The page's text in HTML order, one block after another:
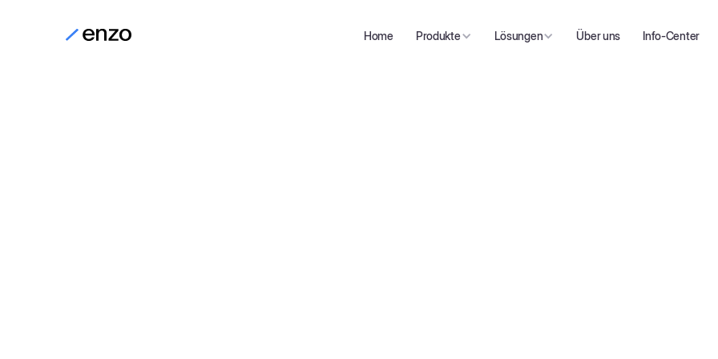
Home Produkte Lösungen Über uns Info-Center